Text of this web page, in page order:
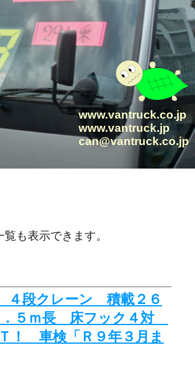
www.vantruck.co.jp
www.vantruck.jp
can@vantruck.co.jp
も表示できます。
段クレーン 積載２６
５ｍ長 床フック４対
！ 車検「Ｒ９年３月ま